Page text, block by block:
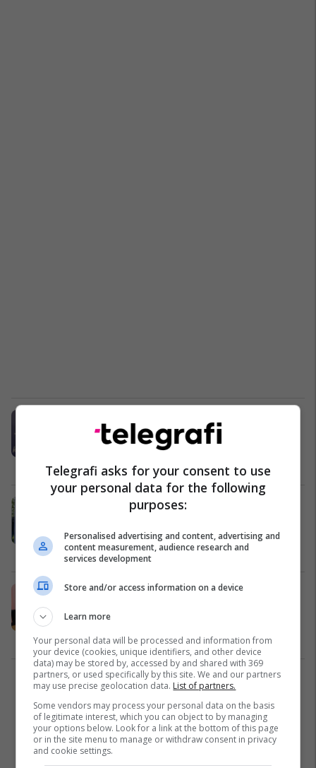
deklaratave të Gjuriqit, i quan të
neveritshme dhe të rrezikshme
Kosovë
RMV-ja dhe Kosova shënuan 13
diplomatike
Maqedonia e Veriut 16/10/2022
Taravari-Qehaja diskutuan për
tregtare ndërmjet Maqedonisë së
Veriut dhe Kosovës
Maqedonia e Veriut 26/09/2022
1
Telegrafi asks for your consent to use
your personal data for the following
purposes:
Personalised advertising and content, advertising and
content measurement, audience research and
services development
Store and/or access information on a device
Learn more
Your personal data will be processed and information from
your device (cookies, unique identifiers, and other device
data) may be stored by, accessed by and shared with 369
partners, or used specifically by this site. We and our partners
may use precise geolocation data. List of partners.
Some vendors may process your personal data on the basis
of legitimate interest, which you can object to by managing
your options below. Look for a link at the bottom of this page
or in the site menu to manage or withdraw consent in privacy
and cookie settings.